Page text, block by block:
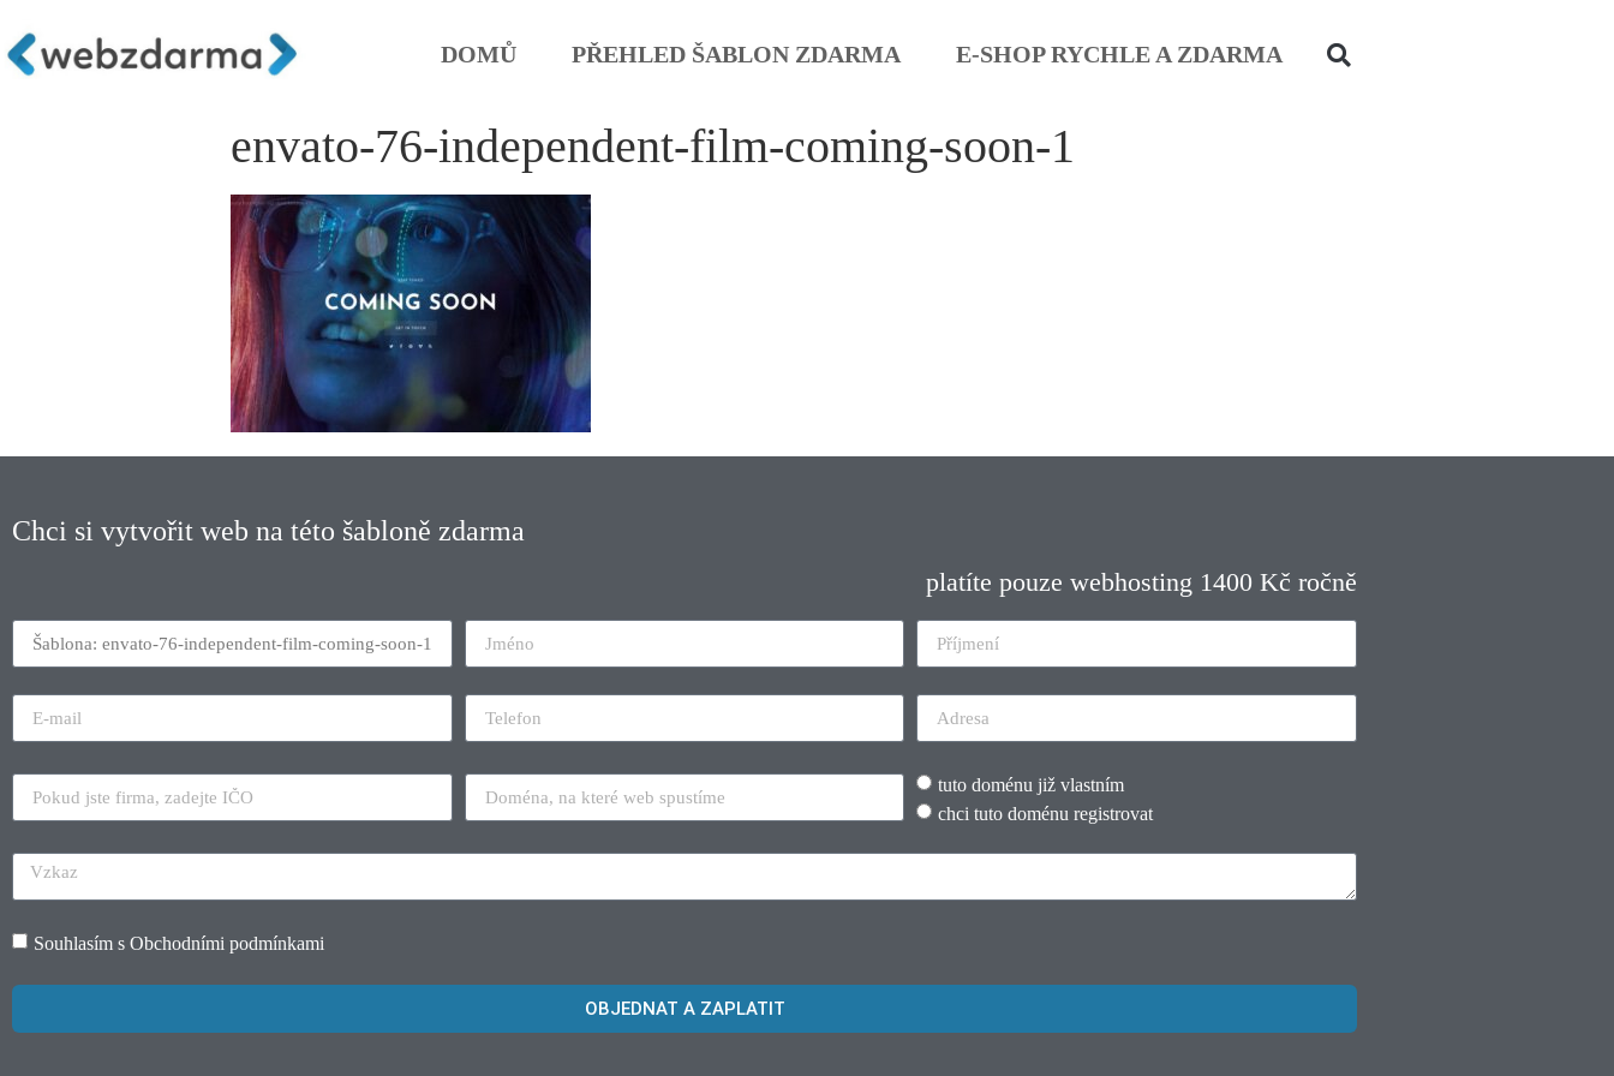
DOMŮ PŘEHLED ŠABLON ZDARMA E-SHOP RYCHLE A ZDARMA
envato-76-independent-film-coming-soon-1
Chci si vytvořit web na této šabloně zdarma
platíte pouze webhosting 1400 Kč ročně
tuto doménu již vlastním
chci tuto doménu registrovat
Souhlasím s Obchodními podmínkami
OBJEDNAT A ZAPLATIT